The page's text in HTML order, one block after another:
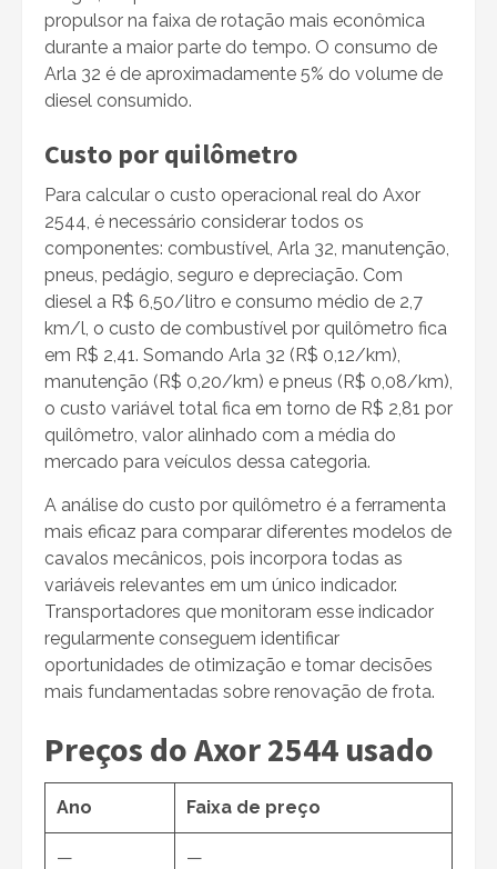
propulsor na faixa de rotação mais econômica
durante a maior parte do tempo. O consumo de
Arla 32 é de aproximadamente 5% do volume de
diesel consumido.
Custo por quilômetro
Para calcular o custo operacional real do Axor
2544, é necessário considerar todos os
componentes: combustível, Arla 32, manutenção,
pneus, pedágio, seguro e depreciação. Com
diesel a R$ 6,50/litro e consumo médio de 2,7
km/l, o custo de combustível por quilômetro fica
em R$ 2,41. Somando Arla 32 (R$ 0,12/km),
manutenção (R$ 0,20/km) e pneus (R$ 0,08/km),
o custo variável total fica em torno de R$ 2,81 por
quilômetro, valor alinhado com a média do
mercado para veículos dessa categoria.
A análise do custo por quilômetro é a ferramenta
mais eficaz para comparar diferentes modelos de
cavalos mecânicos, pois incorpora todas as
variáveis relevantes em um único indicador.
Transportadores que monitoram esse indicador
regularmente conseguem identificar
oportunidades de otimização e tomar decisões
mais fundamentadas sobre renovação de frota.
Preços do Axor 2544 usado
Ano Faixa de preço
— —